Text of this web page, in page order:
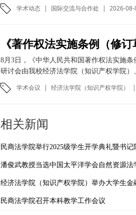
学术动态 | 国际交流与合作处 | 2026-08-
8月3日，《中华人民共和国著作权法实施
研讨会由我校经济法学院（知识产权学院
学术会议 | 经济法学院（知识产权学院） |
相关新闻
民商法学院召开本科教学工作会议